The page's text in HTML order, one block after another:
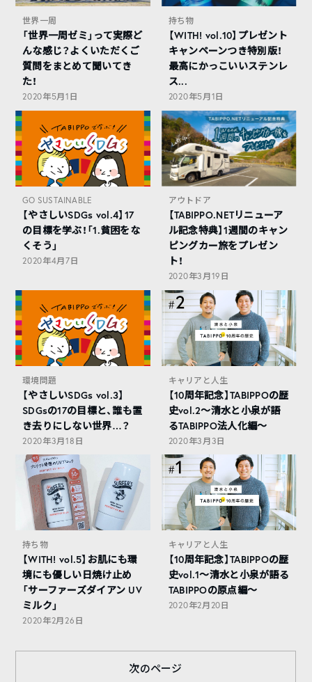
世界一周
「世界一周ゼミ」って実際ど
んな感じ？よくいただくご
質問をまとめて聞いてき
た！
2020年5月1日
持ち物
【WITH! vol.10】プレゼント
キャンペーンつき特別版！
最高にかっこいいステンレ
ス...
2020年5月1日
GO SUSTAINABLE
【やさしいSDGs vol.4】17
の目標を学ぶ！「1.貧困をな
くそう」
2020年4月7日
アウトドア
【TABIPPO.NETリニューア
ル記念特典】1週間のキャン
ピングカー旅をプレゼン
ト！
2020年3月19日
環境問題
【やさしいSDGs vol.3】
SDGsの17の目標と、誰も置
き去りにしない世界…？
2020年3月18日
キャリアと人生
【10周年記念】TABIPPOの歴
史vol.2〜清水と小泉が語
るTABIPPO法人化編〜
2020年3月3日
持ち物
【WITH! vol.5】お肌にも環
境にも優しい日焼け止め
「サーファーズダイアン UV
ミルク」
2020年2月26日
キャリアと人生
【10周年記念】TABIPPOの歴
史vol.1〜清水と小泉が語る
TABIPPOの原点編〜
2020年2月20日
次のページ